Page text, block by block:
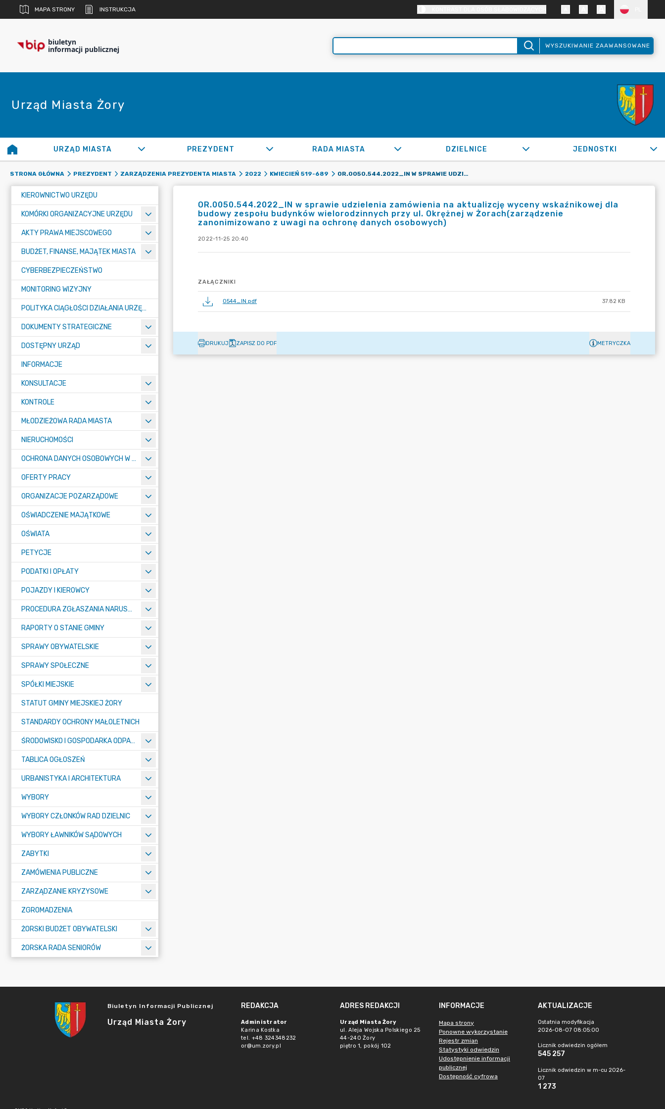
MAPA STRONY INSTRUKCJA
biuletyn
informacji publicznej WYSZUKIWANIE ZAAWANSOWANE
Urząd Miasta Żory
URZĄD MIASTA PREZYDENT RADA MIASTA DZIELNICE JEDNOSTKI
STRONA GŁÓWNA PREZYDENT ZARZĄDZENIA PREZYDENTA MIASTA 2022 KWIECIEŃ 519-689 OR.0050.544.2022_IN W SPRAWIE UDZIELENIA ZAMÓWIENIA NA AKTUALIZCJĘ WYCENY WSKAŹNIKOWEJ DLA BUDOWY ZESPOŁU BUDYNKÓW WIELORODZINNYCH PRZY UL. OKRĘŻNEJ W ŻORACH(ZARZĄDZENIE ZANONIMIZOWANO Z UWAGI NA OCHRONĘ DANYCH OSOBOWYCH)
KIEROWNICTWO URZĘDU
KOMÓRKI ORGANIZACYJNE URZĘDU
AKTY PRAWA MIEJSCOWEGO
BUDŻET, FINANSE, MAJĄTEK MIASTA
CYBERBEZPIECZEŃSTWO
MONITORING WIZYJNY
POLITYKA CIĄGŁOŚCI DZIAŁANIA URZĘDU MIASTA ŻORY
DOKUMENTY STRATEGICZNE
DOSTĘPNY URZĄD
INFORMACJE
KONSULTACJE
KONTROLE
MŁODZIEŻOWA RADA MIASTA
NIERUCHOMOŚCI
OCHRONA DANYCH OSOBOWYCH W URZĘDZIE MIASTA ŻORY - RODO
OFERTY PRACY
ORGANIZACJE POZARZĄDOWE
OŚWIADCZENIE MAJĄTKOWE
OŚWIATA
PETYCJE
PODATKI I OPŁATY
POJAZDY I KIEROWCY
PROCEDURA ZGŁASZANIA NARUSZEŃ PRAWA
RAPORTY O STANIE GMINY
SPRAWY OBYWATELSKIE
SPRAWY SPOŁECZNE
SPÓŁKI MIEJSKIE
STATUT GMINY MIEJSKIEJ ŻORY
STANDARDY OCHRONY MAŁOLETNICH
ŚRODOWISKO I GOSPODARKA ODPADAMI
TABLICA OGŁOSZEŃ
URBANISTYKA I ARCHITEKTURA
WYBORY
WYBORY CZŁONKÓW RAD DZIELNIC
WYBORY ŁAWNIKÓW SĄDOWYCH
ZABYTKI
ZAMÓWIENIA PUBLICZNE
ZARZĄDZANIE KRYZYSOWE
ZGROMADZENIA
ŻORSKI BUDŻET OBYWATELSKI
ŻORSKA RADA SENIORÓW
OR.0050.544.2022_IN w sprawie udzielenia zamówienia na aktualizcję wyceny wskaźnikowej dla
budowy zespołu budynków wielorodzinnych przy ul. Okrężnej w Żorach(zarządzenie
zanonimizowano z uwagi na ochronę danych osobowych)
2022-11-25 20:40
ZAŁĄCZNIKI
0544_IN.pdf 37.82 KB
DRUKUJ ZAPISZ DO PDF METRYCZKA
Biuletyn Informacji Publicznej
Urząd Miasta Żory
REDAKCJA
Administrator
Karina Kostka
tel. +48 324348232
or@um.zory.pl
ADRES REDAKCJI
Urząd Miasta Żory
ul. Aleja Wojska Polskiego 25
44-240 Żory
piętro 1, pokój 102
INFORMACJE
Mapa strony
Ponowne wykorzystanie
Rejestr zmian
Statystyki odwiedzin
Udostępnienie informacji
publicznej
Dostępność cyfrowa
AKTUALIZACJE
Ostatnia modyfikacja
2026-08-07 08:05:00
Licznik odwiedzin ogółem
545 257
Licznik odwiedzin w m-cu 2026-
07
1 273